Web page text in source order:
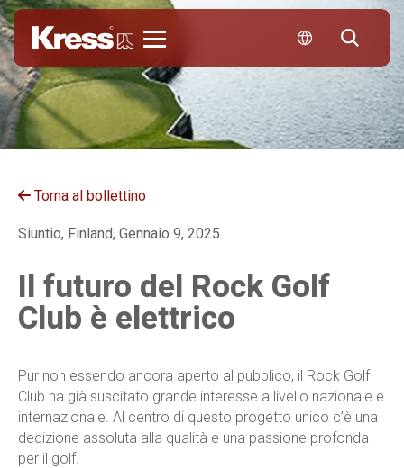
Torna al bollettino
Siuntio, Finland, Gennaio 9, 2025
Il futuro del Rock Golf
Club è elettrico
Pur non essendo ancora aperto al pubblico, il Rock Golf
Club ha già suscitato grande interesse a livello nazionale e
internazionale. Al centro di questo progetto unico c’è una
dedizione assoluta alla qualità e una passione profonda
per il golf.